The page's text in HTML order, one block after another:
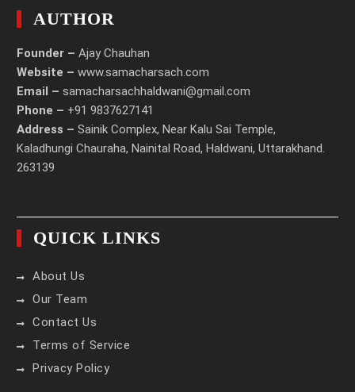
AUTHOR
Founder – Ajay Chauhan
Website – www.samacharsach.com
Email – samacharsachhaldwani@gmail.com
Phone – +91 9837627141
Address – Sainik Complex, Near Kalu Sai Temple,
Kaladhungi Chauraha, Nainital Road, Haldwani, Uttarakhand.
263139
QUICK LINKS
About Us
Our Team
Contact Us
Terms of Service
Privacy Policy